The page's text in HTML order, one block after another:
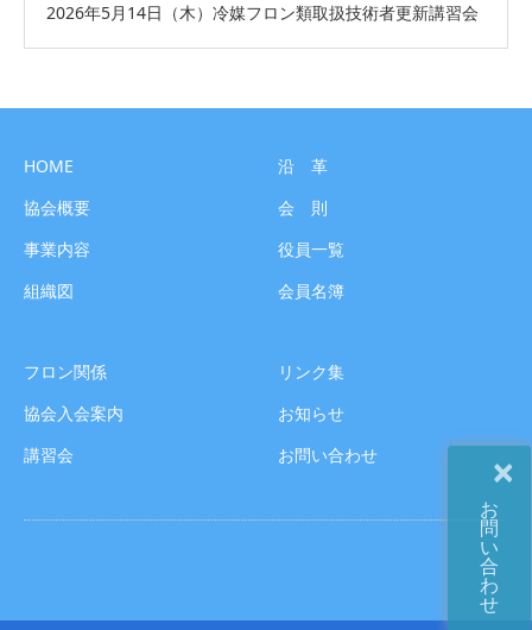
2026年5月14日（木）冷媒フロン類取扱技術者更新講習会
HOME
協会概要
事業内容
組織図
沿 革
会 則
役員一覧
会員名簿
フロン関係
協会入会案内
講習会
リンク集
お知らせ
お問い合わせ
×
お
問
い
合
わ
せ